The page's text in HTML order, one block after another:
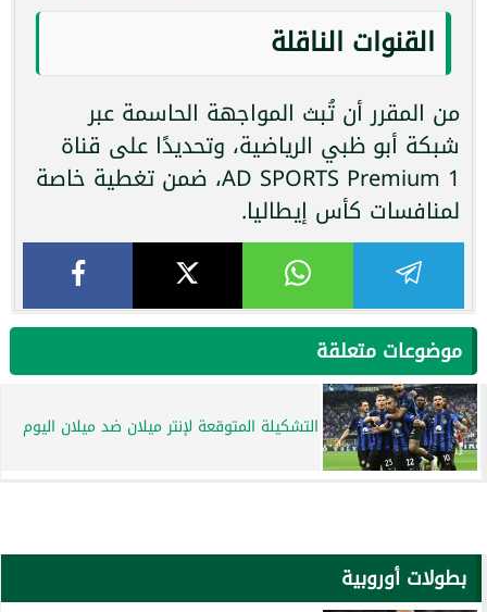
القنوات الناقلة
من المقرر أن تُبث المواجهة الحاسمة عبر
شبكة أبو ظبي الرياضية، وتحديدًا على قناة
AD SPORTS Premium 1، ضمن تغطية خاصة
لمنافسات كأس إيطاليا.
موضوعات متعلقة
التشكيلة المتوقعة لإنتر ميلان ضد ميلان اليوم
بطولات أوروبية